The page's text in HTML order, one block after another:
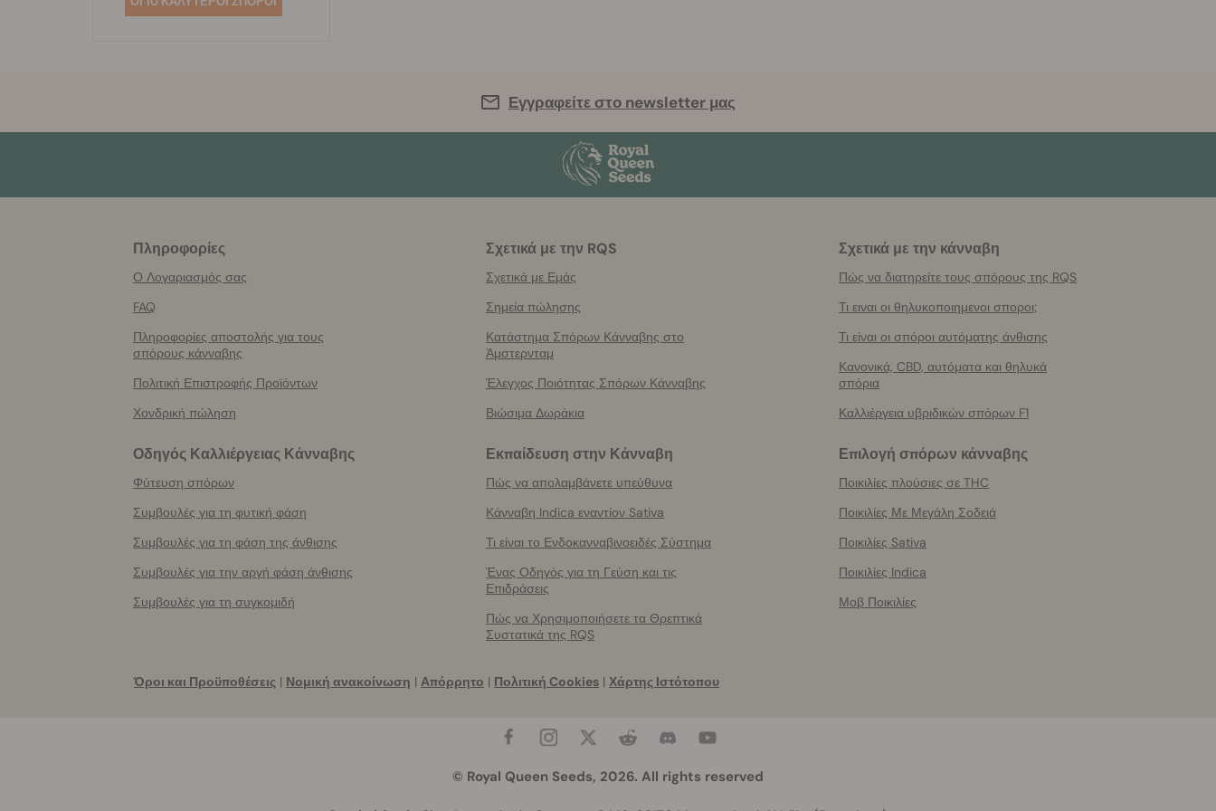
Εγγραφείτε στο newsletter μας
Πληροφορίες
Ο Λογαριασμός σας
FAQ
Πληροφορίες αποστολής για τους
σπόρους κάνναβης
Πολιτική Επιστροφής Προϊόντων
Χονδρική πώληση
Σχετικά με την RQS
Σχετικά με Εμάς
Σημεία πώλησης
Κατάστημα Σπόρων Κάνναβης στο
Άμστερνταμ
Έλεγχος Ποιότητας Σπόρων Κάνναβης
Βιώσιμα Δωράκια
Σχετικά με την κάνναβη
Πώς να διατηρείτε τους σπόρους της RQS
Τι ειναι οι θηλυκοποιημενοι σποροι;
Τι είναι οι σπόροι αυτόματης άνθισης
Κανονικά, CBD, αυτόματα και θηλυκά
σπόρια
Καλλιέργεια υβριδικών σπόρων F1
Οδηγός Καλλιέργειας Κάνναβης
Φύτευση σπόρων
Συμβουλές για τη φυτική φάση
Συμβουλές για τη φάση της άνθισης
Συμβουλές για την αργή φάση άνθισης
Συμβουλές για τη συγκομιδή
Εκπαίδευση στην Κάνναβη
Πώς να απολαμβάνετε υπεύθυνα
Κάνναβη Indica εναντίον Sativa
Τι είναι το Ενδοκανναβινοειδές Σύστημα
Ένας Οδηγός για τη Γεύση και τις
Επιδράσεις
Πώς να Χρησιμοποιήσετε τα Θρεπτικά
Συστατικά της RQS
Επιλογή σπόρων κάνναβης
Ποικιλίες πλούσιες σε THC
Ποικιλίες Με Μεγάλη Σοδειά
Ποικιλίες Sativa
Ποικιλίες Indica
Μοβ Ποικιλίες
Όροι και Προϋποθέσεις | Νομική ανακοίνωση | Απόρρητο | Πολιτική Cookies | Χάρτης Ιστότοπου
© Royal Queen Seeds, 2026. All rights reserved